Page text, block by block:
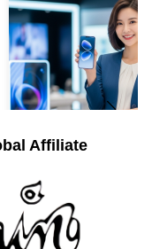
Affiliate